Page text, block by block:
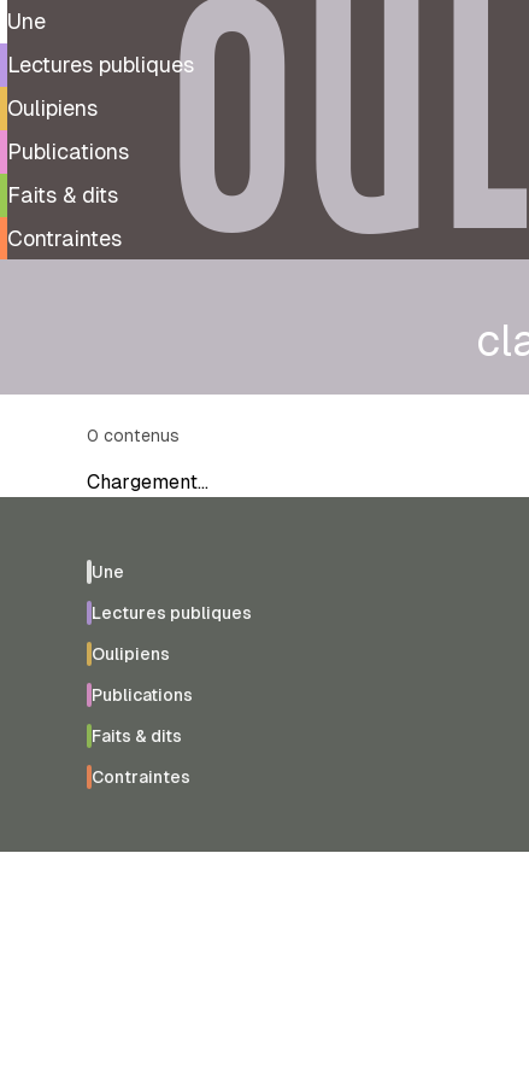
Une
Lectures publiques
Oulipiens
Publications
Faits & dits
Contraintes
0 contenus
Chargement…
Une
Lectures publiques
Oulipiens
Publications
Faits & dits
Contraintes